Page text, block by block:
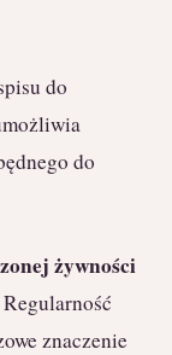
do
do
żywności
Regularność
znaczenie